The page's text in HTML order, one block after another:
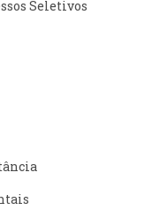
Seletivos